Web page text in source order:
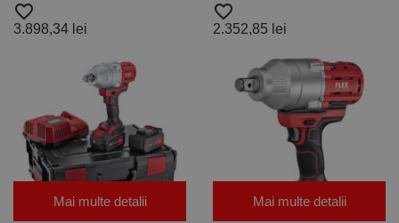
favorite_border
3.898,34 lei
favorite_border
2.352,85 lei
Mai multe detalii Mai multe detalii